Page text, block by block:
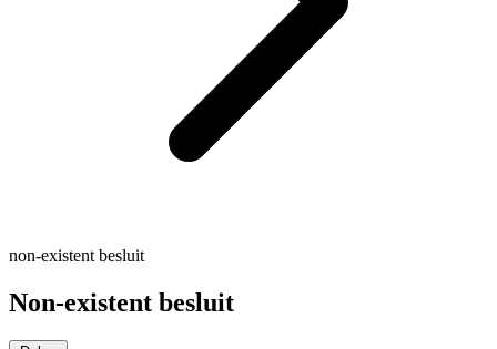
non-existent besluit
Non-existent besluit